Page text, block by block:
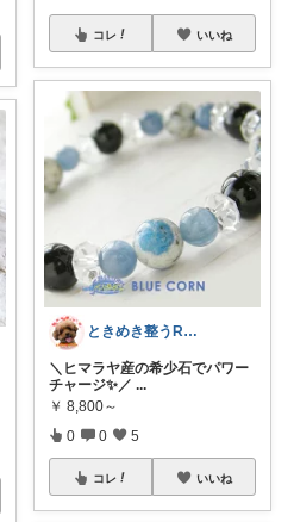
コレ いいね
ときめき整うROOM
＼ヒマラヤ産の希少石でパワー
チャージ✨／ ...
￥ 8,800～
0 0 5
コレ いいね